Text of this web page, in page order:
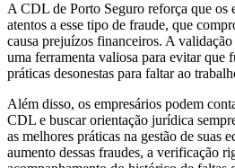
A CDL de Porto Seguro reforça que os
atentos a esse tipo de fraude, que
causa prejuízos financeiros. A validação
uma ferramenta valiosa para evitar que
práticas desonestas para faltar ao
Além disso, os empresários podem
CDL e buscar orientação jurídica
as melhores práticas na gestão de suas
aumento dessas fraudes, a verificação